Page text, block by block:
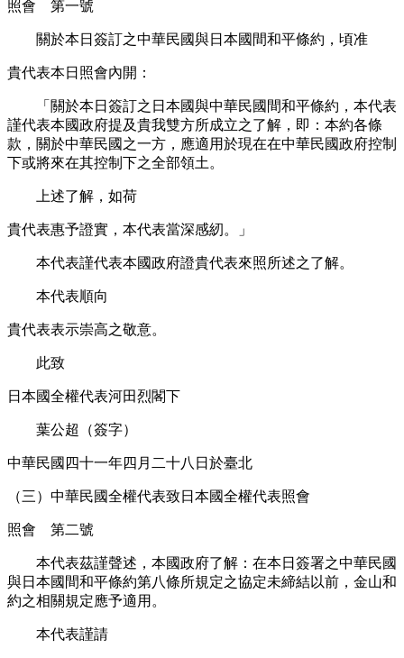
照會 第一號
關於本日簽訂之中華民國與日本國間和平條約，頃准
貴代表本日照會內開：
「關於本日簽訂之日本國與中華民國間和平條約，本代表
謹代表本國政府提及貴我雙方所成立之了解，即：本約各條
款，關於中華民國之一方，應適用於現在在中華民國政府控制
下或將來在其控制下之全部領土。
上述了解，如荷
貴代表惠予證實，本代表當深感紉。」
本代表謹代表本國政府證貴代表來照所述之了解。
本代表順向
貴代表表示崇高之敬意。
此致
日本國全權代表河田烈閣下
葉公超（簽字）
中華民國四十一年四月二十八日於臺北
（三）中華民國全權代表致日本國全權代表照會
照會 第二號
本代表茲謹聲述，本國政府了解：在本日簽署之中華民國
與日本國間和平條約第八條所規定之協定未締結以前，金山和
約之相關規定應予適用。
本代表謹請